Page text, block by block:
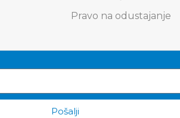
Pravo na odustajanje
Pošalji